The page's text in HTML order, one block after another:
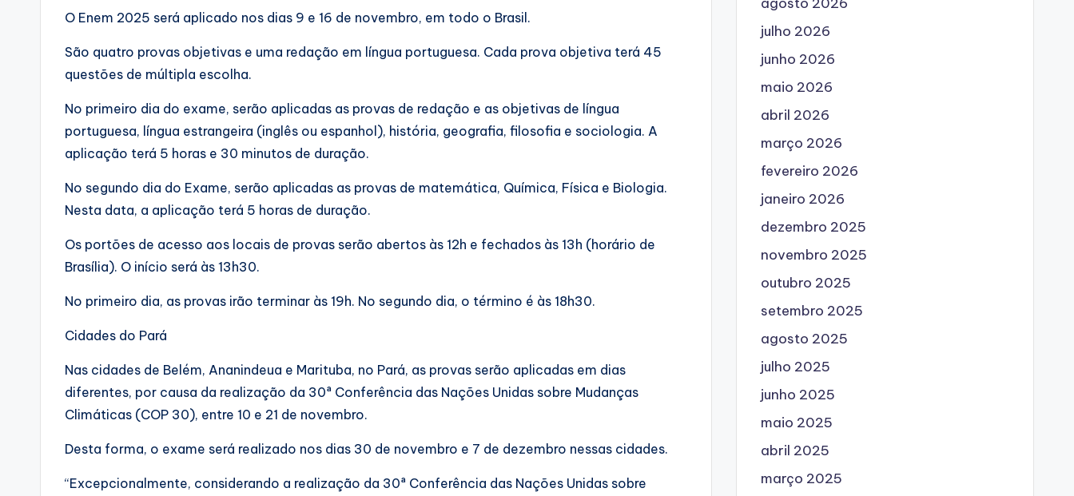
O Enem 2025 será aplicado nos dias 9 e 16 de novembro, em todo o Brasil.
São quatro provas objetivas e uma redação em língua portuguesa. Cada prova objetiva terá 45
questões de múltipla escolha.
No primeiro dia do exame, serão aplicadas as provas de redação e as objetivas de língua
portuguesa, língua estrangeira (inglês ou espanhol), história, geografia, filosofia e sociologia. A
aplicação terá 5 horas e 30 minutos de duração.
No segundo dia do Exame, serão aplicadas as provas de matemática, Química, Física e Biologia.
Nesta data, a aplicação terá 5 horas de duração.
Os portões de acesso aos locais de provas serão abertos às 12h e fechados às 13h (horário de
Brasília). O início será às 13h30.
No primeiro dia, as provas irão terminar às 19h. No segundo dia, o término é às 18h30.
Cidades do Pará
Nas cidades de Belém, Ananindeua e Marituba, no Pará, as provas serão aplicadas em dias
diferentes, por causa da realização da 30ª Conferência das Nações Unidas sobre Mudanças
Climáticas (COP 30), entre 10 e 21 de novembro.
Desta forma, o exame será realizado nos dias 30 de novembro e 7 de dezembro nessas cidades.
“Excepcionalmente, considerando a realização da 30ª Conferência das Nações Unidas sobre
julho 2026
junho 2026
maio 2026
abril 2026
março 2026
fevereiro 2026
janeiro 2026
dezembro 2025
novembro 2025
outubro 2025
setembro 2025
agosto 2025
julho 2025
junho 2025
maio 2025
abril 2025
março 2025